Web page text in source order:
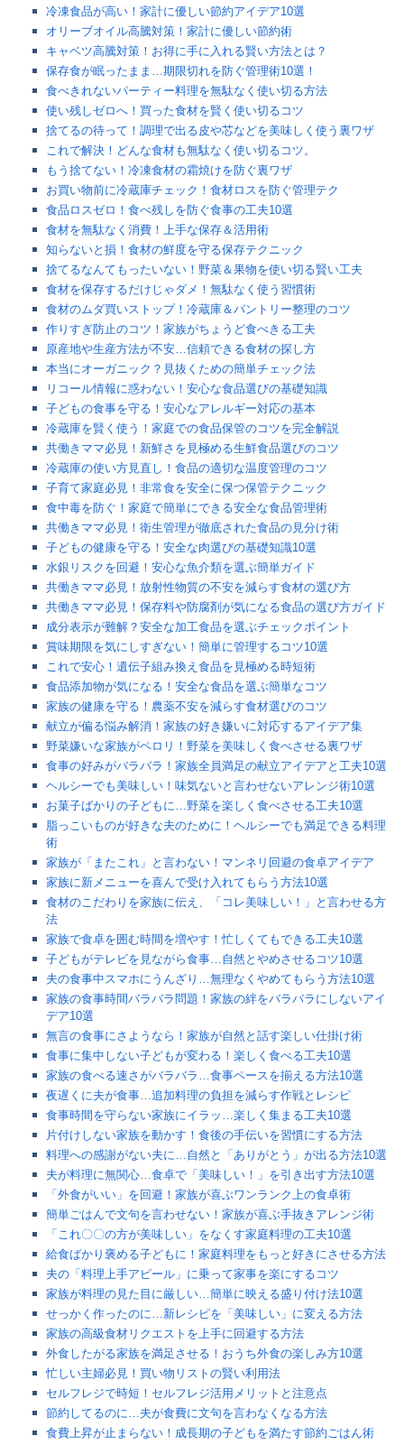
冷凍食品が高い！家計に優しい節約アイデア10選
オリーブオイル高騰対策！家計に優しい節約術
キャベツ高騰対策！お得に手に入れる賢い方法とは？
保存食が眠ったまま…期限切れを防ぐ管理術10選！
食べきれないパーティー料理を無駄なく使い切る方法
使い残しゼロへ！買った食材を賢く使い切るコツ
捨てるの待って！調理で出る皮や芯などを美味しく使う裏ワザ
これで解決！どんな食材も無駄なく使い切るコツ。
もう捨てない！冷凍食材の霜焼けを防ぐ裏ワザ
お買い物前に冷蔵庫チェック！食材ロスを防ぐ管理テク
食品ロスゼロ！食べ残しを防ぐ食事の工夫10選
食材を無駄なく消費！上手な保存＆活用術
知らないと損！食材の鮮度を守る保存テクニック
捨てるなんてもったいない！野菜＆果物を使い切る賢い工夫
食材を保存するだけじゃダメ！無駄なく使う習慣術
食材のムダ買いストップ！冷蔵庫＆パントリー整理のコツ
作りすぎ防止のコツ！家族がちょうど食べきる工夫
原産地や生産方法が不安…信頼できる食材の探し方
本当にオーガニック？見抜くための簡単チェック法
リコール情報に惑わない！安心な食品選びの基礎知識
子どもの食事を守る！安心なアレルギー対応の基本
冷蔵庫を賢く使う！家庭での食品保管のコツを完全解説
共働きママ必見！新鮮さを見極める生鮮食品選びのコツ
冷蔵庫の使い方見直し！食品の適切な温度管理のコツ
子育て家庭必見！非常食を安全に保つ保管テクニック
食中毒を防ぐ！家庭で簡単にできる安全な食品管理術
共働きママ必見！衛生管理が徹底された食品の見分け術
子どもの健康を守る！安全な肉選びの基礎知識10選
水銀リスクを回避！安心な魚介類を選ぶ簡単ガイド
共働きママ必見！放射性物質の不安を減らす食材の選び方
共働きママ必見！保存料や防腐剤が気になる食品の選び方ガイド
成分表示が難解？安全な加工食品を選ぶチェックポイント
賞味期限を気にしすぎない！簡単に管理するコツ10選
これで安心！遺伝子組み換え食品を見極める時短術
食品添加物が気になる！安全な食品を選ぶ簡単なコツ
家族の健康を守る！農薬不安を減らす食材選びのコツ
献立が偏る悩み解消！家族の好き嫌いに対応するアイデア集
野菜嫌いな家族がペロリ！野菜を美味しく食べさせる裏ワザ
食事の好みがバラバラ！家族全員満足の献立アイデアと工夫10選
ヘルシーでも美味しい！味気ないと言わせないアレンジ術10選
お菓子ばかりの子どもに…野菜を楽しく食べさせる工夫10選
脂っこいものが好きな夫のために！ヘルシーでも満足できる料理
術
家族が「またこれ」と言わない！マンネリ回避の食卓アイデア
家族に新メニューを喜んで受け入れてもらう方法10選
食材のこだわりを家族に伝え、「コレ美味しい！」と言わせる方
法
家族で食卓を囲む時間を増やす！忙しくてもできる工夫10選
子どもがテレビを見ながら食事…自然とやめさせるコツ10選
夫の食事中スマホにうんざり…無理なくやめてもらう方法10選
家族の食事時間バラバラ問題！家族の絆をバラバラにしないアイ
デア10選
無言の食事にさようなら！家族が自然と話す楽しい仕掛け術
食事に集中しない子どもが変わる！楽しく食べる工夫10選
家族の食べる速さがバラバラ…食事ペースを揃える方法10選
夜遅くに夫が食事…追加料理の負担を減らす作戦とレシピ
食事時間を守らない家族にイラッ…楽しく集まる工夫10選
片付けしない家族を動かす！食後の手伝いを習慣にする方法
料理への感謝がない夫に…自然と「ありがとう」が出る方法10選
夫が料理に無関心…食卓で「美味しい！」を引き出す方法10選
「外食がいい」を回避！家族が喜ぶワンランク上の食卓術
簡単ごはんで文句を言わせない！家族が喜ぶ手抜きアレンジ術
「これ〇〇の方が美味しい」をなくす家庭料理の工夫10選
給食ばかり褒める子どもに！家庭料理をもっと好きにさせる方法
夫の「料理上手アピール」に乗って家事を楽にするコツ
家族が料理の見た目に厳しい…簡単に映える盛り付け法10選
せっかく作ったのに…新レシピを「美味しい」に変える方法
家族の高級食材リクエストを上手に回避する方法
外食したがる家族を満足させる！おうち外食の楽しみ方10選
忙しい主婦必見！買い物リストの賢い利用法
セルフレジで時短！セルフレジ活用メリットと注意点
節約してるのに…夫が食費に文句を言わなくなる方法
食費上昇が止まらない！成長期の子どもを満たす節約ごはん術